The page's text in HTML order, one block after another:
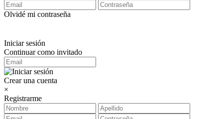
Olvidé mi contraseña
Iniciar sesión
Continuar como invitado
Crear una cuenta
×
Registrarme